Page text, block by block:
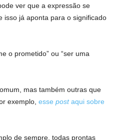
ver que a expressão se
isso já aponta para o significado
o prometido” ou “ser uma
mas também outras que
exemplo, esse postaqui sobre
de sempre, todas prontas